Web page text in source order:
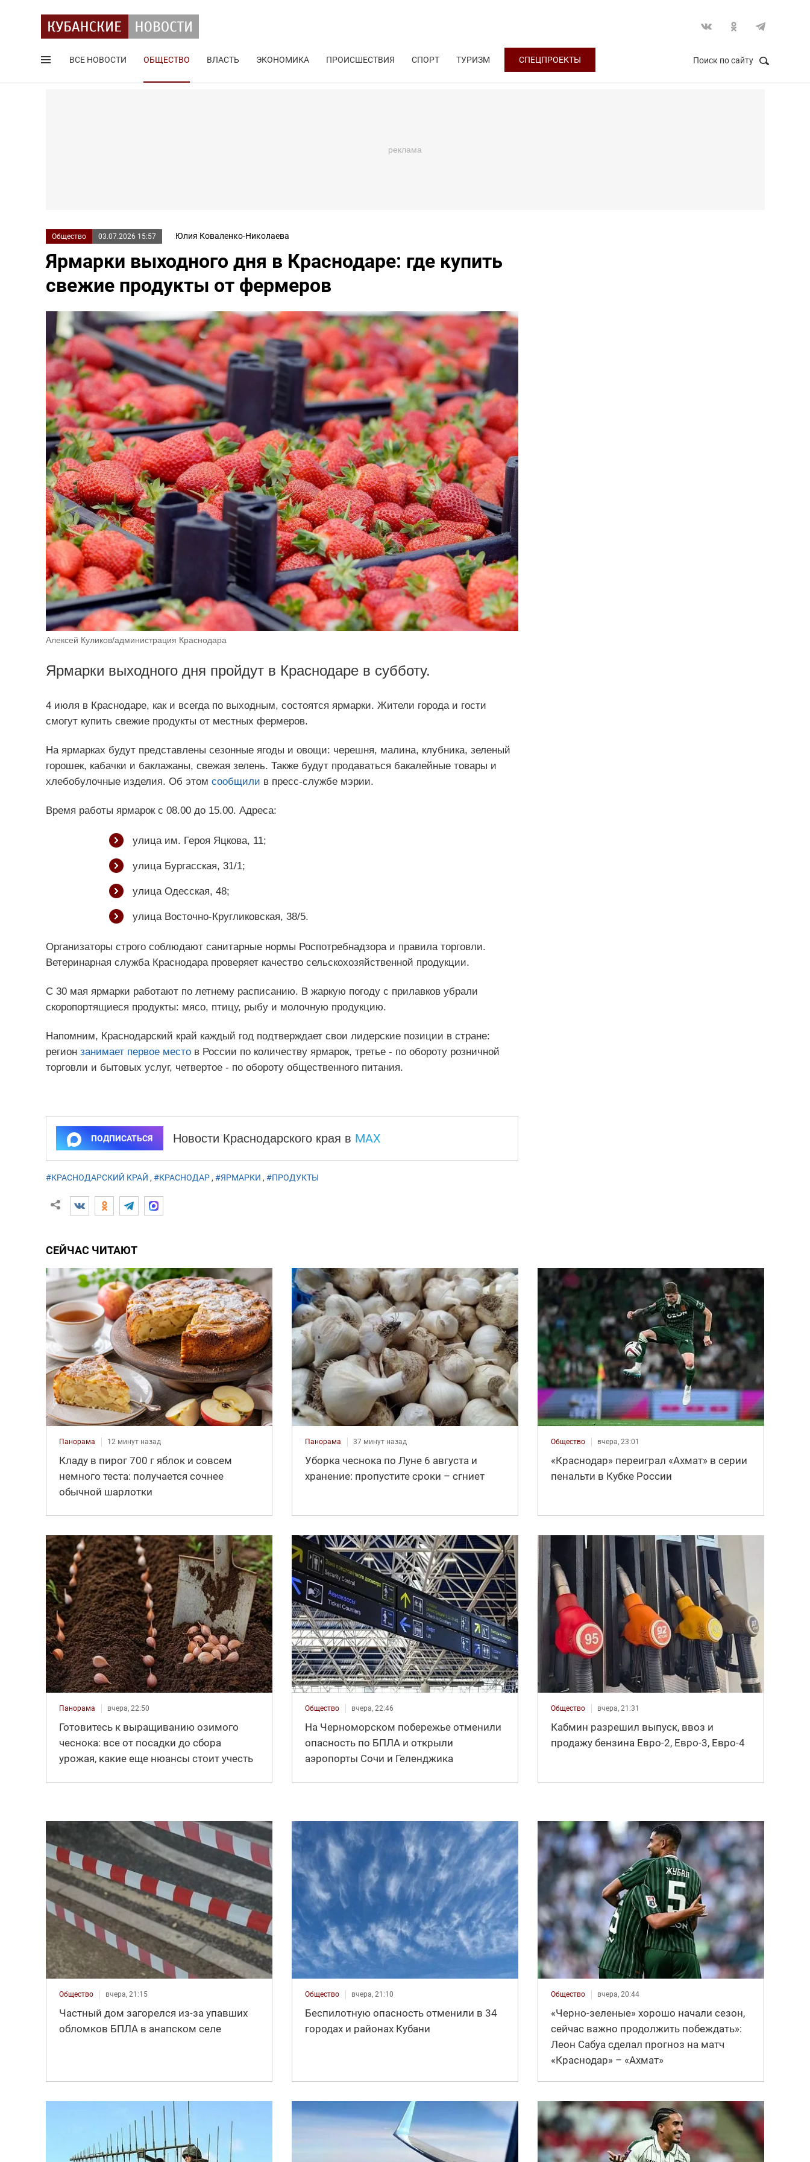
ВСЕ НОВОСТИ ОБЩЕСТВО ВЛАСТЬ ЭКОНОМИКА ПРОИСШЕСТВИЯ СПОРТ ТУРИЗМ СПЕЦПРОЕКТЫ Поиск по сайту
Общество 03.07.2026 15:57 Юлия Коваленко-Николаева
Ярмарки выходного дня в Краснодаре: где купить
свежие продукты от фермеров
Алексей Куликов/администрация Краснодара
Ярмарки выходного дня пройдут в Краснодаре в субботу.
4 июля в Краснодаре, как и всегда по выходным, состоятся ярмарки. Жители города и гости
смогут купить свежие продукты от местных фермеров.
На ярмарках будут представлены сезонные ягоды и овощи: черешня, малина, клубника, зеленый
горошек, кабачки и баклажаны, свежая зелень. Также будут продаваться бакалейные товары и
хлебобулочные изделия. Об этом сообщили в пресс-службе мэрии.
Время работы ярмарок с 08.00 до 15.00. Адреса:
улица им. Героя Яцкова, 11;
улица Бургасская, 31/1;
улица Одесская, 48;
улица Восточно-Кругликовская, 38/5.
Организаторы строго соблюдают санитарные нормы Роспотребнадзора и правила торговли.
Ветеринарная служба Краснодара проверяет качество сельскохозяйственной продукции.
С 30 мая ярмарки работают по летнему расписанию. В жаркую погоду с прилавков убрали
скоропортящиеся продукты: мясо, птицу, рыбу и молочную продукцию.
Напомним, Краснодарский край каждый год подтверждает свои лидерские позиции в стране:
регион занимает первое местов России по количеству ярмарок, третье - по обороту розничной
торговли и бытовых услуг, четвертое - по обороту общественного питания.
ПОДПИСАТЬСЯ Новости Краснодарского края в MAX
#КРАСНОДАРСКИЙ КРАЙ , #КРАСНОДАР, #ЯРМАРКИ , #ПРОДУКТЫ
СЕЙЧАС ЧИТАЮТ
Панорама 12 минут назад
Кладу в пирог 700 г яблок и совсем
немного теста: получается сочнее
обычной шарлотки
Панорама 37 минут назад
Уборка чеснока по Луне 6 августа и
хранение: пропустите сроки – сгниет
Общество вчера, 23:01
«Краснодар» переиграл «Ахмат» в серии
пенальти в Кубке России
Панорама вчера, 22:50
Готовитесь к выращиванию озимого
чеснока: все от посадки до сбора
урожая, какие еще нюансы стоит учесть
Общество вчера, 22:46
На Черноморском побережье отменили
опасность по БПЛА и открыли
аэропорты Сочи и Геленджика
Общество вчера, 21:31
Кабмин разрешил выпуск, ввоз и
продажу бензина Евро-2, Евро-3, Евро-4
Общество вчера, 21:15
Частный дом загорелся из-за упавших
обломков БПЛА в анапском селе
Общество вчера, 21:10
Беспилотную опасность отменили в 34
городах и районах Кубани
Общество вчера, 20:44
«Черно-зеленые» хорошо начали сезон,
сейчас важно продолжить побеждать»:
Леон Сабуа сделал прогноз на матч
«Краснодар» – «Ахмат»